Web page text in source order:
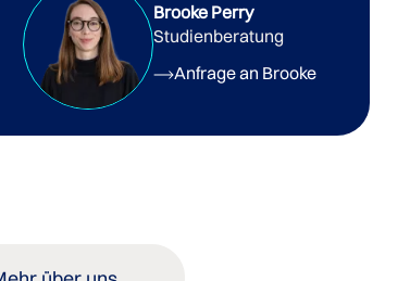
Brooke Perry
Studienberatung
Anfrage an Brooke